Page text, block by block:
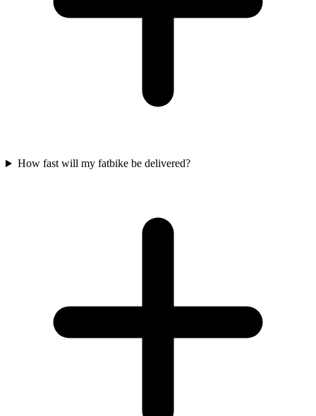
How fast will my fatbike be delivered?